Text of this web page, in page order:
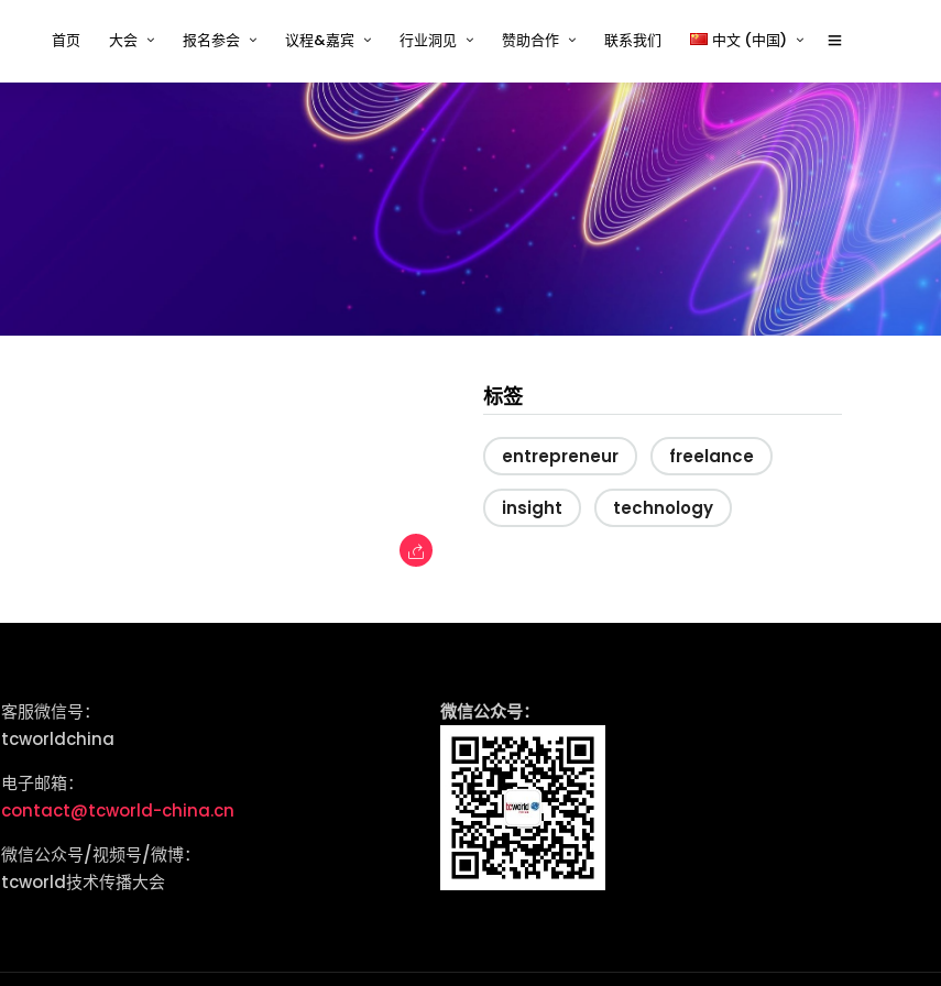
首页 大会 报名参会
注册 tcworld 大会
议程&嘉宾
大会议程
大会嘉宾
2026年嘉宾时间表
行业洞见
半导体行业的技术内容挑战与解决
方案
复杂设备行业的技术内容挑战与解
决方案
新能源、储能与电力电子行业的技
术内容挑战与解决方案
医疗器械行业的技术内容挑战与解
决方案
汽车行业的技术内容挑战与解决方
赞助合作
赞助商2026
tcworld 2026 中国大会赞助通道
正式开启
赞助招募
赞助商时间表
Exhibitor and/or Sponsorship
联系我们 中文 (中国)
中文 (中国)
标签
entrepreneur freelance
insight technology
客服微信号：
tcworldchina
电子邮箱：
contact@tcworld-china.cn
微信公众号/视频号/微博：
tcworld技术传播大会
微信公众号：